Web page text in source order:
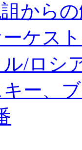
から
ーケス
/ロシ
ー、